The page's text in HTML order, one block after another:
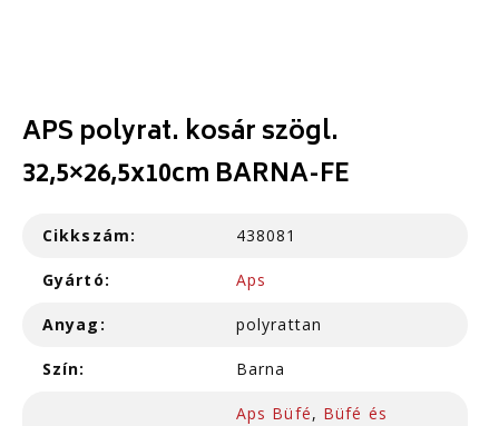
APS polyrat. kosár szögl.
32,5×26,5x10cm BARNA-FE
Cikkszám: 438081
Gyártó: Aps
Anyag: polyrattan
Szín: Barna
Aps Büfé, Büfé és